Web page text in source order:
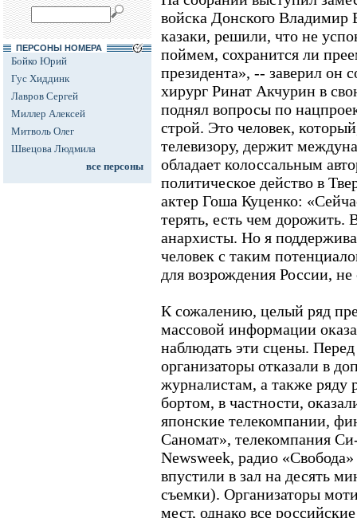
ПЕРСОНЫ НОМЕРА
Бойко Юрий
Гус Хиддинк
Лавров Сергей
Миллер Алексей
Митволь Олег
Швецова Людмила
все персоны
войска Донского
казаки, решили, что не
поймем, сохранится ли
президента», -- заверил он
хирург Ринат Акчурин в
поднял вопросы по
строй. Это человек,
телевизору, держит
обладает колоссальным
политическое действо в
актер Гоша Куценко:
терять, есть чем дорожить.
анархисты. Но я
человек с таким
для возрождения России, не
К сожалению, целый ряд
массовой информации
наблюдать эти сцены.
организаторы отказали в
журналистам, а также ряду
бортом, в частности,
японские телекомпании,
Саномат», телекомпания
Newsweek, радио
впустили в зал на десять
съемки). Организаторы
мест, однако все